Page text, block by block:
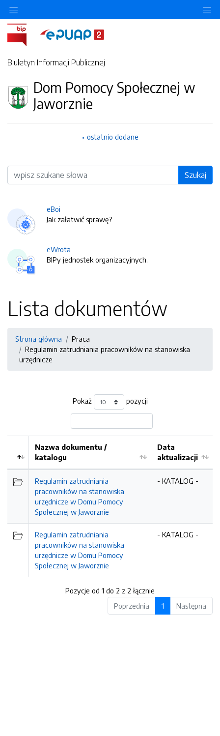
Biuletyn Informacji Publicznej
Dom Pomocy Społecznej w
Jaworznie
ostatnio dodane
Wyszukiwarka Szukaj
eBoi
Jak załatwić sprawę?
eWrota
BIPy jednostek organizacyjnych.
Lista dokumentów
Strona główna
Praca
Regulamin zatrudniania pracowników na stanowiska
urzędnicze
Pokaż pozycji
Nazwa dokumentu /
katalogu
Data
aktualizacji
Regulamin zatrudniania
pracowników na stanowiska
urzędnicze w Domu Pomocy
Społecznej w Jaworznie
- KATALOG -
Regulamin zatrudniania
pracowników na stanowiska
urzędnicze w Domu Pomocy
Społecznej w Jaworznie
- KATALOG -
Pozycje od 1 do 2 z 2 łącznie
Poprzednia
1 Następna